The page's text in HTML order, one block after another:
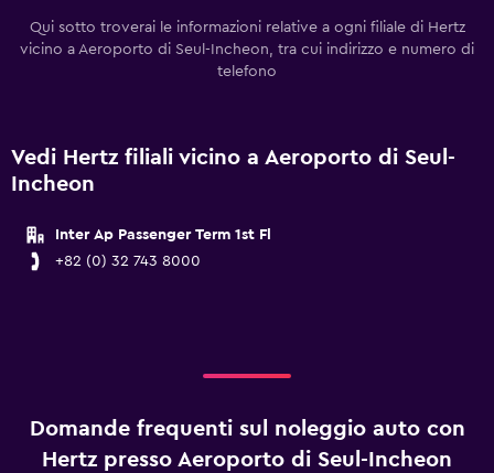
Qui sotto troverai le informazioni relative a ogni filiale di Hertz
vicino a Aeroporto di Seul-Incheon, tra cui indirizzo e numero di
telefono
Vedi Hertz filiali vicino a Aeroporto di Seul-
Incheon
Inter Ap Passenger Term 1st Fl
+82 (0) 32 743 8000
Domande frequenti sul noleggio auto con
Hertz presso Aeroporto di Seul-Incheon